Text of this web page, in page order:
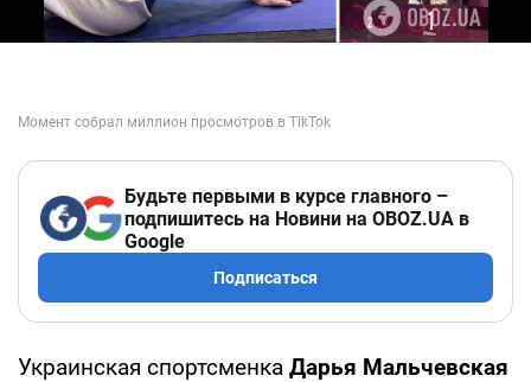
Будьте первыми в курсе главного –
подпишитесь на Новини на OBOZ.UA в
Google
Подписаться
Украинская спортсменка Дарья Мальчевская